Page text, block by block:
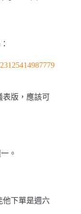
表版，應該可
。
他下單是週六